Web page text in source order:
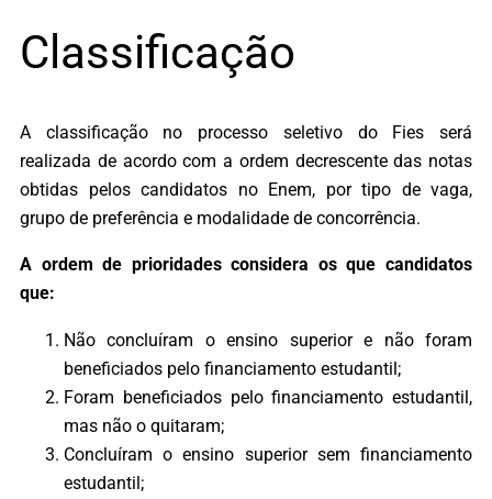
Classificação
A classificação no processo seletivo do Fies será
realizada de acordo com a ordem decrescente das notas
obtidas pelos candidatos no Enem, por tipo de vaga,
grupo de preferência e modalidade de concorrência.
A ordem de prioridades considera os que candidatos
que:
Não concluíram o ensino superior e não foram
beneficiados pelo financiamento estudantil;
Foram beneficiados pelo financiamento estudantil,
mas não o quitaram;
Concluíram o ensino superior sem financiamento
estudantil;